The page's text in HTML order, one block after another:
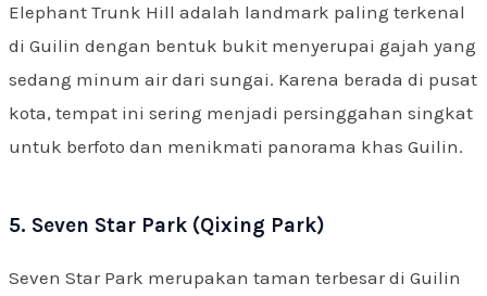
Elephant Trunk Hill adalah landmark paling terkenal
di Guilin dengan bentuk bukit menyerupai gajah yang
sedang minum air dari sungai. Karena berada di pusat
kota, tempat ini sering menjadi persinggahan singkat
untuk berfoto dan menikmati panorama khas Guilin.
5. Seven Star Park (Qixing Park)
Seven Star Park merupakan taman terbesar di Guilin